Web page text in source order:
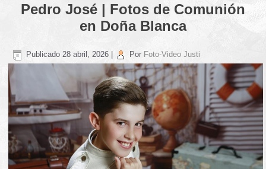
Pedro José | Fotos de Comunión
en Doña Blanca
Publicado 28 abril, 2026 Por Foto-Video Justi